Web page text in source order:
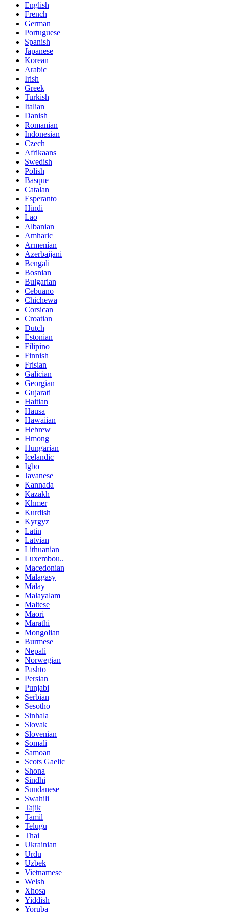
English
French
German
Portuguese
Spanish
Japanese
Korean
Arabic
Irish
Greek
Turkish
Italian
Danish
Romanian
Indonesian
Czech
Afrikaans
Swedish
Polish
Basque
Catalan
Esperanto
Hindi
Lao
Albanian
Amharic
Armenian
Azerbaijani
Bengali
Bosnian
Bulgarian
Cebuano
Chichewa
Corsican
Croatian
Dutch
Estonian
Filipino
Finnish
Frisian
Galician
Georgian
Gujarati
Haitian
Hausa
Hawaiian
Hebrew
Hmong
Hungarian
Icelandic
Igbo
Javanese
Kannada
Kazakh
Khmer
Kurdish
Kyrgyz
Latin
Latvian
Lithuanian
Luxembou..
Macedonian
Malagasy
Malay
Malayalam
Maltese
Maori
Marathi
Mongolian
Burmese
Nepali
Norwegian
Pashto
Persian
Punjabi
Serbian
Sesotho
Sinhala
Slovak
Slovenian
Somali
Samoan
Scots Gaelic
Shona
Sindhi
Sundanese
Swahili
Tajik
Tamil
Telugu
Thai
Ukrainian
Urdu
Uzbek
Vietnamese
Welsh
Xhosa
Yiddish
Yoruba